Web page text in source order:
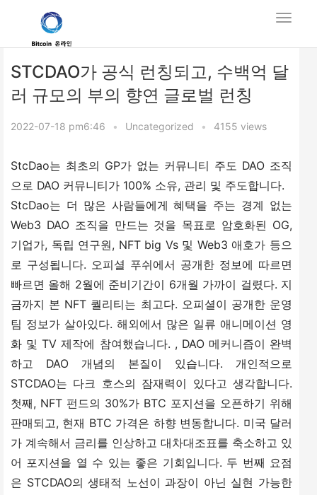
STCDAO가 공식 런칭되고, 수백억 달
러 규모의 부의 향연 글로벌 런칭
2022-07-18 pm6:46 • Uncategorized • 4155 views
StcDao는 최초의 GP가 없는 커뮤니티 주도 DAO 조직
으로 DAO 커뮤니티가 100% 소유, 관리 및 주도합니다.
StcDao는 더 많은 사람들에게 혜택을 주는 경계 없는
Web3 DAO 조직을 만드는 것을 목표로 암호화된 OG,
기업가, 독립 연구원, NFT big Vs 및 Web3 애호가 등으
로 구성됩니다. 오피셜 푸쉬에서 공개한 정보에 따르면
빠르면 올해 2월에 준비기간이 6개월 가까이 걸렸다. 지
금까지 본 NFT 퀄리티는 최고다. 오피셜이 공개한 운영
팀 정보가 살아있다. 해외에서 많은 일류 애니메이션 영
화 및 TV 제작에 참여했습니다. , DAO 메커니즘이 완벽
하고 DAO 개념의 본질이 있습니다. 개인적으로
STCDAO는 다크 호스의 잠재력이 있다고 생각합니다.
첫째, NFT 펀드의 30%가 BTC 포지션을 오픈하기 위해
판매되고, 현재 BTC 가격은 하향 변동합니다. 미국 달러
가 계속해서 금리를 인상하고 대차대조표를 축소하고 있
어 포지션을 열 수 있는 좋은 기회입니다. 두 번째 요점
은 STCDAO의 생태적 노선이 과장이 아닌 실현 가능한